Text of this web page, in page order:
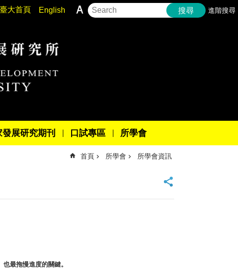
臺大首頁 English 搜尋 進階搜尋
發展研究期刊 口試專區 所學會
首頁 所學會 所學會資訊
最拖慢進度的關鍵。